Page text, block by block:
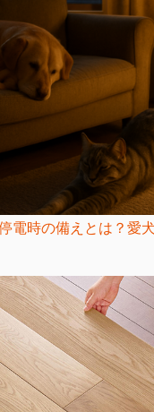
電時の備えとは？愛